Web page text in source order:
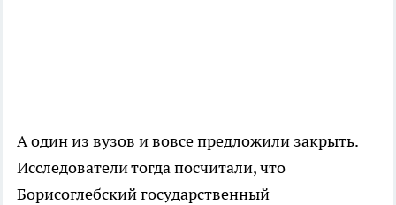
А один из вузов и вовсе предложили закрыть.
Исследователи тогда посчитали, что
Борисоглебский государственный